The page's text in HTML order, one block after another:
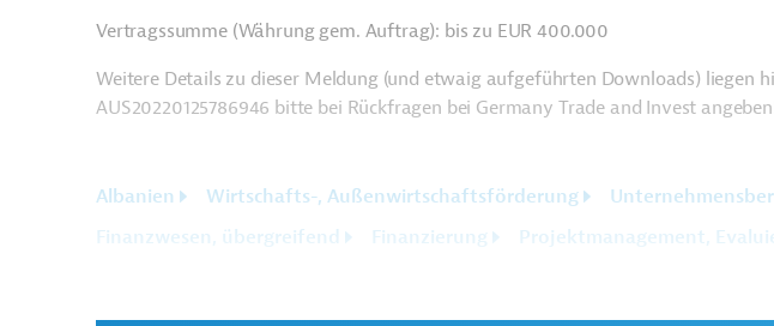
Vertragssumme (Währung gem. Auftrag): bis zu EUR 400.000
Weitere Details zu dieser Meldung (und etwaig aufgeführten Downloads) liegen
AUS20220125786946 bitte bei Rückfragen bei Germany Trade and Invest
Albanien Wirtschafts-, Außenwirtschaftsförderung
Finanzwesen, übergreifend
Finanzierung Projektmanagement,